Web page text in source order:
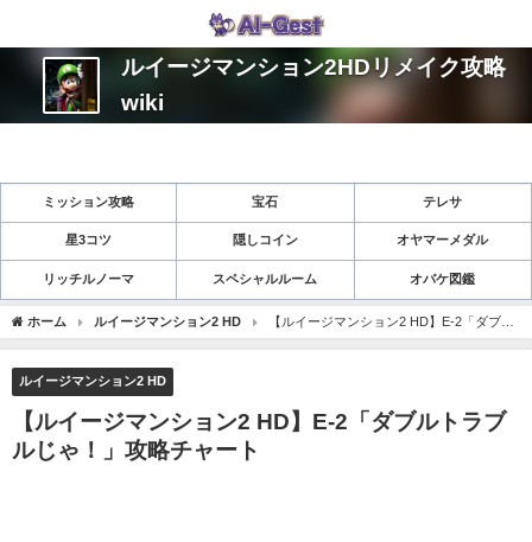
ルイージマンション2HDリメイク攻略
wiki
ミッション攻略 宝石 テレサ
星3コツ 隠しコイン オヤマーメダル
リッチルノーマ スペシャルルーム オバケ図鑑
ホーム ルイージマンション2 HD
【ルイージマンション2 HD】E-2「ダブル
トラブルじゃ！」攻略チャート
ルイージマンション2 HD
【ルイージマンション2 HD】E-2「ダブルトラブ
ルじゃ！」攻略チャート